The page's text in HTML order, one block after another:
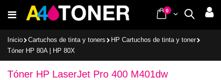
al
Buscar
Cart
0items
Inicio Cartuchos de tinta y toners
HP Cartuchos de tinta y toner
Tóner HP 80A | HP 80X
Tóner HP LaserJet Pro 400 M401dw